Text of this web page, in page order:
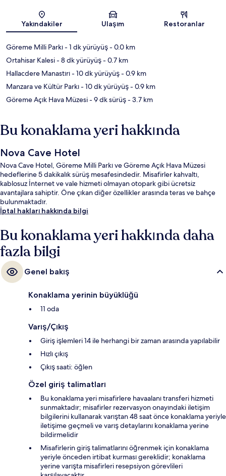
Harita
Yakındakiler Ulaşım Restoranlar
Göreme Milli Parkı- 1 dk yürüyüş- 0.0 km
Ortahisar Kalesi- 8 dk yürüyüş- 0.7 km
Hallacdere Manastırı- 10 dk yürüyüş- 0.9 km
Manzara ve Kültür Parkı- 10 dk yürüyüş- 0.9 km
Göreme Açık Hava Müzesi- 9 dk sürüş- 3.7 km
Bu konaklama yeri hakkında
Nova Cave Hotel
Nova Cave Hotel, Göreme Milli Parkı ve Göreme Açık Hava Müzesi
hedeflerine 5 dakikalık sürüş mesafesindedir. Misafirler kahvaltı,
kablosuz İnternet ve vale hizmeti olmayan otopark gibi ücretsiz
avantajlara sahiptir. Öne çıkan diğer özellikler arasında teras ve bahçe
bulunmaktadır.
İptal hakları hakkında bilgi
Bu konaklama yeri hakkında daha
fazla bilgi
Genel bakış
Konaklama yerinin büyüklüğü
11 oda
Varış/Çıkış
Giriş işlemleri 14 ile herhangi bir zaman arasında yapılabilir
Hızlı çıkış
Çıkış saati: öğlen
Özel giriş talimatları
Bu konaklama yeri misafirlere havaalanı transferi hizmeti
sunmaktadır; misafirler rezervasyon onayındaki iletişim
bilgilerini kullanarak varıştan 48 saat önce konaklama yeriyle
iletişime geçmeli ve varış detaylarını konaklama yerine
bildirmelidir
Misafirlerin giriş talimatlarını öğrenmek için konaklama
yeriyle önceden irtibat kurması gereklidir; konaklama
yerine varışta misafirleri resepsiyon görevlileri